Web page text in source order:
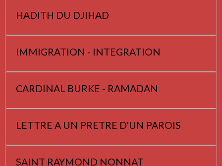
HADITH DU DJIHAD
IMMIGRATION - INTEGRATION
CARDINAL BURKE - RAMADAN
LETTRE A UN PRETRE D'UN PAROIS
SAINT RAYMOND NONNAT